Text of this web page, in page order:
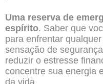
Uma reserva de
espírito. Saber que
para enfrentar
sensação de
reduzir o estresse
concentre sua energia
da vida.